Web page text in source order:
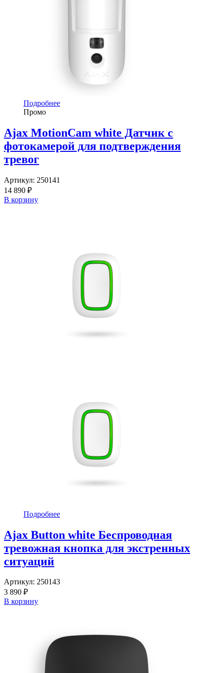
Подробнее
Промо
Ajax MotionCam white Датчик с
фотокамерой для подтверждения
тревог
Артикул: 250141
14 890 ₽
В корзину
Подробнее
Ajax Button white Беспроводная
тревожная кнопка для экстренных
ситуаций
Артикул: 250143
3 890 ₽
В корзину